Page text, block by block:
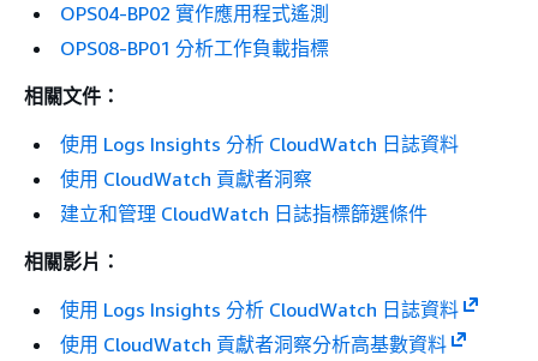
OPS04-BP02 實作應用程式遙測
OPS08-BP01 分析工作負載指標
相關文件：
使用 Logs Insights 分析 CloudWatch 日誌資料
使用 CloudWatch 貢獻者洞察
建立和管理 CloudWatch 日誌指標篩選條件
相關影片：
使用 Logs Insights 分析 CloudWatch 日誌資料
使用 CloudWatch 貢獻者洞察分析高基數資料